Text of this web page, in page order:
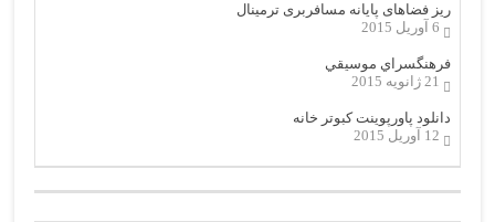
ریز فضاهای پایانه مسافربری ترمینال
6 آوریل 2015
فرهنگسراي موسيقي
21 ژانویه 2015
دانلود پاورپوینت کبوتر خانه
12 آوریل 2015